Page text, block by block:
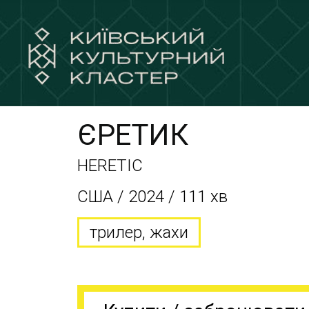
ЄРЕТИК
HERETIC
CША / 2024 / 111 хв
трилер, жахи